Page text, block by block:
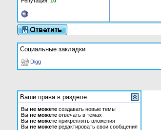
Социальные закладки
Digg
Ваши права в разделе
Вы не можете создавать новые темы
Вы не можете отвечать в темах
Вы не можете прикреплять вложения
Вы не можете редактировать свои сообщения